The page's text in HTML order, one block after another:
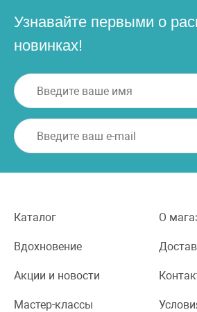
Узнавайте первыми о
новинках!
Каталог О
Вдохновение
Акции и новости
Мастер-классы